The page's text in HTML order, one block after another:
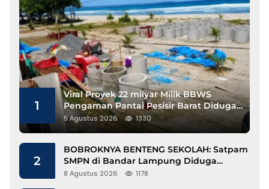
1
Viral Proyek 22 milyar Milik BBWS
Pengaman Pantai Pesisir Barat Diduga
Gunakan Besi Banci
5 Agustus 2026 1330
2
BOBROKNYA BENTENG SEKOLAH: Satpam
SMPN di Bandar Lampung Diduga
Lecehkan Siswi
8 Agustus 2026 1178